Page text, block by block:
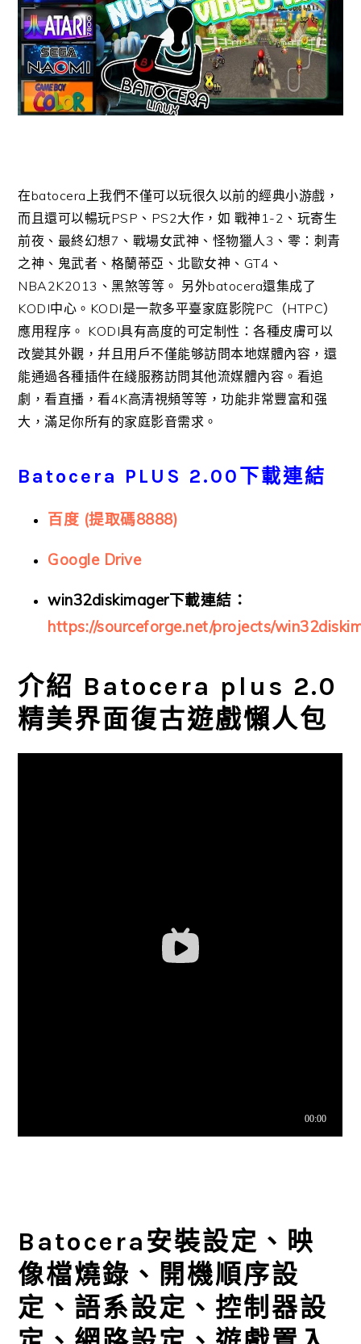
在batocera上我們不僅可以玩很久以前的經典小游戲，
而且還可以暢玩PSP、PS2大作，如 戰神1-2、玩寄生
前夜、最終幻想7、戰場女武神、怪物獵人3、零：刺青
之神、鬼武者、格蘭蒂亞、北歐女神、GT4、
NBA2K2013、黑煞等等。 另外batocera還集成了
KODI中心。KODI是一款多平臺家庭影院PC（HTPC）
應用程序。 KODI具有高度的可定制性：各種皮膚可以
改變其外觀，幷且用戶不僅能够訪問本地媒體內容，還
能通過各種插件在綫服務訪問其他流媒體內容。看追
劇，看直播，看4K高清視頻等等，功能非常豐富和强
大，滿足你所有的家庭影音需求。
Batocera PLUS 2.00下載連結
百度 (提取碼8888)
Google Drive
win32diskimager下載連結：
https://sourceforge.net/projects/
介紹 Batocera plus 2.0
精美界面復古遊戲懶人包
Batocera安裝設定、映
像檔燒錄、開機順序設
定、語系設定、控制器設